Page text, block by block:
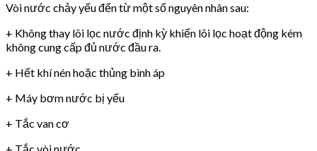
Vòi nước chảy yếu đến từ một số nguyên nhân sau:
+ Không thay lõi lọc nước định kỳ khiến lõi lọc hoạt động kém
không cung cấp đủ nước đầu ra.
+ Hết khí nén hoặc thủng bình áp
+ Máy bơm nước bị yếu
+ Tắc van cơ